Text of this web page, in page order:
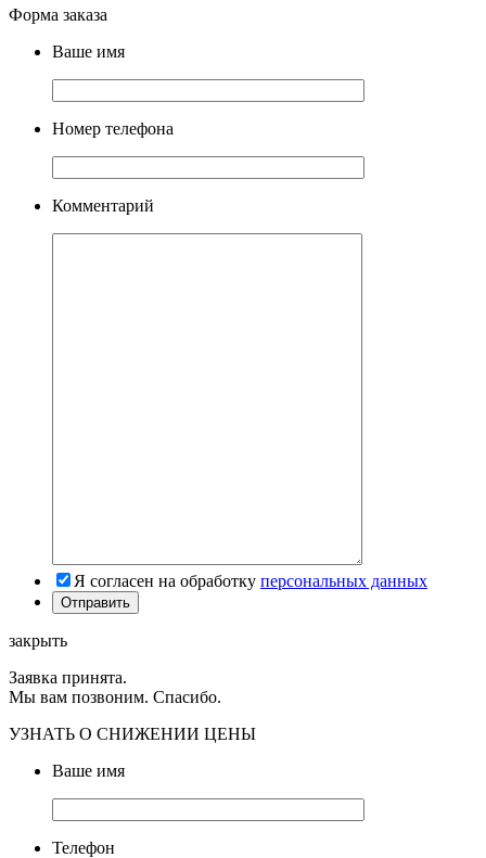
Форма заказа
Ваше имя
Номер телефона
Комментарий
Я согласен на обработку персональных данных
закрыть
Заявка принята.
Мы вам позвоним. Спасибо.
УЗНАТЬ О СНИЖЕНИИ ЦЕНЫ
Ваше имя
Телефон